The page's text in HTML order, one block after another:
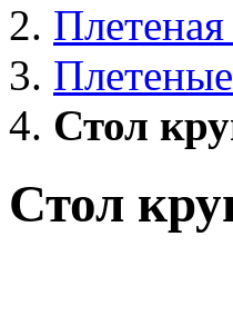
Стол
Стол